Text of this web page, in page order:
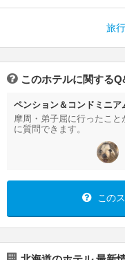
旅
このホテルに関する
ペンション＆コンドミニ
摩周・弟子屈に行ったこ
に質問できます。
この